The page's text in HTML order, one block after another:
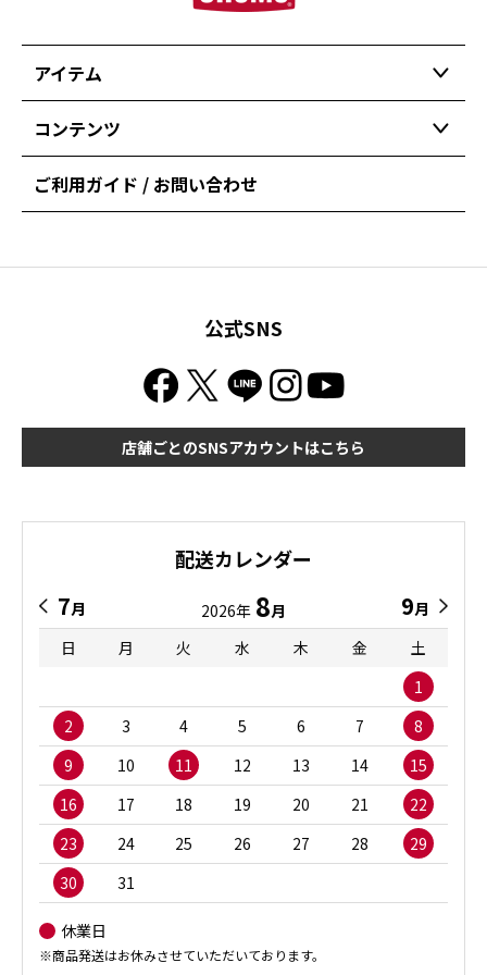
アイテム
コンテンツ
ご利用ガイド / お問い合わせ
公式SNS
店舗ごとのSNSアカウントはこちら
配送カレンダー
7月 2026年 8月 9月
日
月 火 水 木 金
土
1
2
3 4 5 6 7
8
9
10 11 12 13 14
15
16
17 18 19 20 21
22
23
24 25 26 27 28
29
30
31
休業日
※商品発送はお休みさせていただいております。